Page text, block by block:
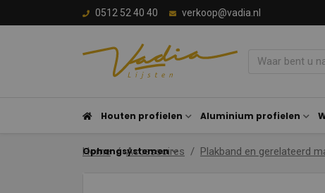
0512 52 40 40 verkoop@vadia.nl
Houten profielen Aluminium profielen
Ophangsystemen
Home Accessoires Plakband en gerelateerd